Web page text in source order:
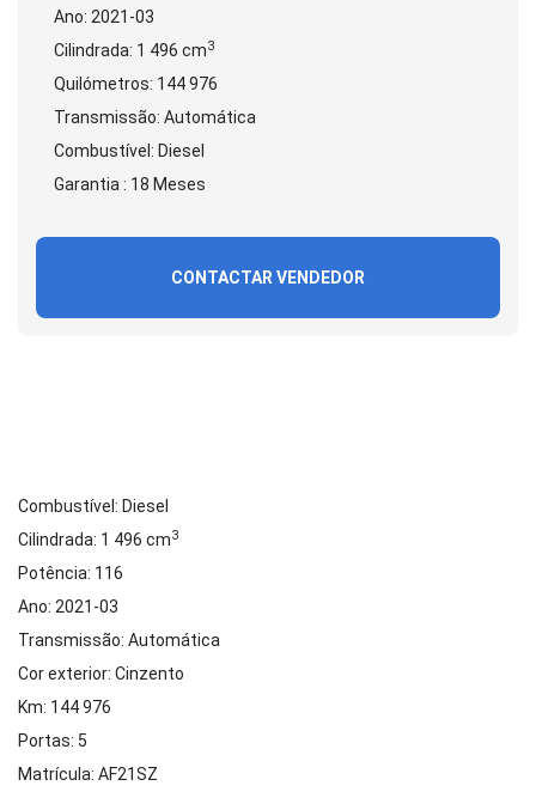
Ano: 2021-03
Cilindrada: 1 496 cm3
Quilómetros: 144 976
Transmissão: Automática
Combustível: Diesel
Garantia : 18 Meses
CONTACTAR VENDEDOR
Combustível: Diesel
Cilindrada: 1 496 cm3
Potência: 116
Ano: 2021-03
Transmissão: Automática
Cor exterior: Cinzento
Km: 144 976
Portas: 5
Matrícula: AF21SZ